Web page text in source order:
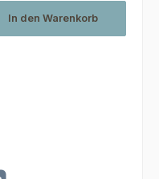
In den Warenkorb